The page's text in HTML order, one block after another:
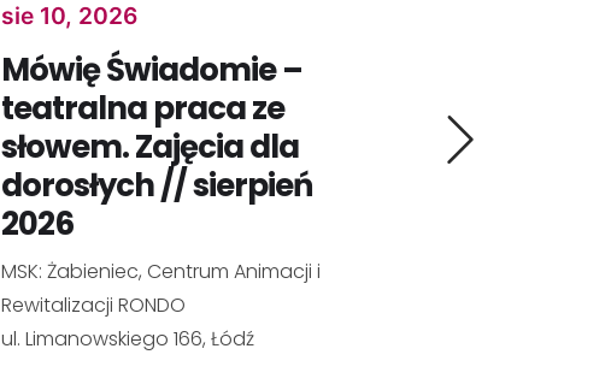
sie 10, 2026
Mówię Świadomie –
teatralna praca ze
słowem. Zajęcia dla
dorosłych // sierpień
2026
MSK: Żabieniec, Centrum Animacji i
Rewitalizacji RONDO
ul. Limanowskiego 166, Łódź